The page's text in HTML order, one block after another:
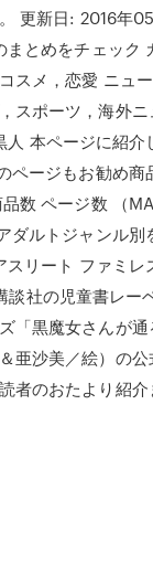
更新日: 2016年
まとめをチェック
スメ，恋愛 ニュ
スポーツ，海外ニ
本ページに紹介
ページもお勧め商
数 ページ数 （
ダルトジャンル別
スリート ファミレ
社の児童書レー
「黒魔女さんが
亜沙美／絵）の
者のおたより紹介